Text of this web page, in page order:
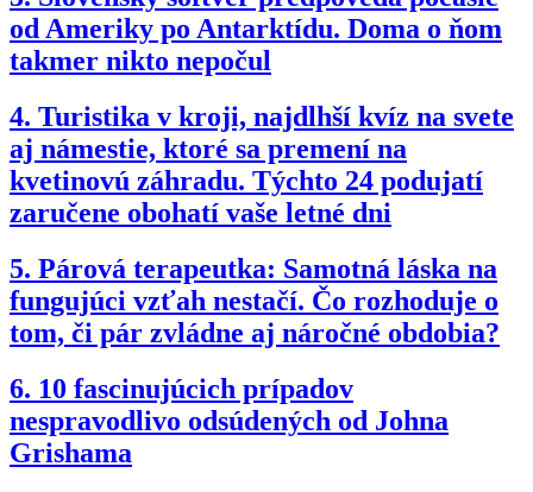
od Ameriky po Antarktídu. Doma o ňom
takmer nikto nepočul
4. Turistika v kroji, najdlhší kvíz na svete
aj námestie, ktoré sa premení na
kvetinovú záhradu. Týchto 24 podujatí
zaručene obohatí vaše letné dni
5. Párová terapeutka: Samotná láska na
fungujúci vzťah nestačí. Čo rozhoduje o
tom, či pár zvládne aj náročné obdobia?
6. 10 fascinujúcich prípadov
nespravodlivo odsúdených od Johna
Grishama